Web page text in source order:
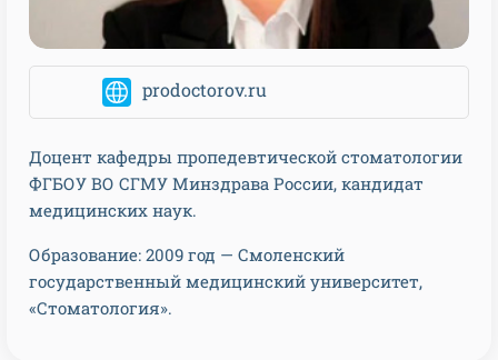
prodoctorov.ru
Доцент кафедры пропедевтической стоматологии
ФГБОУ ВО СГМУ Минздрава России, кандидат
медицинских наук.
Образование: 2009 год — Смоленский
государственный медицинский университет,
«Стоматология».